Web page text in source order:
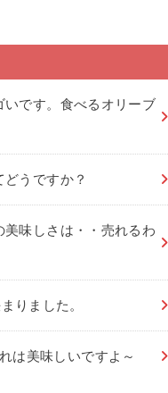
いです。食べるオリーブ
うですか？
美味しさは・・売れるわ
りました。
は美味しいですよ～